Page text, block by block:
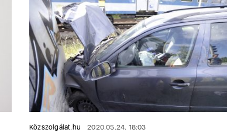
Közszolgálat.hu 2020.05.24. 18:03